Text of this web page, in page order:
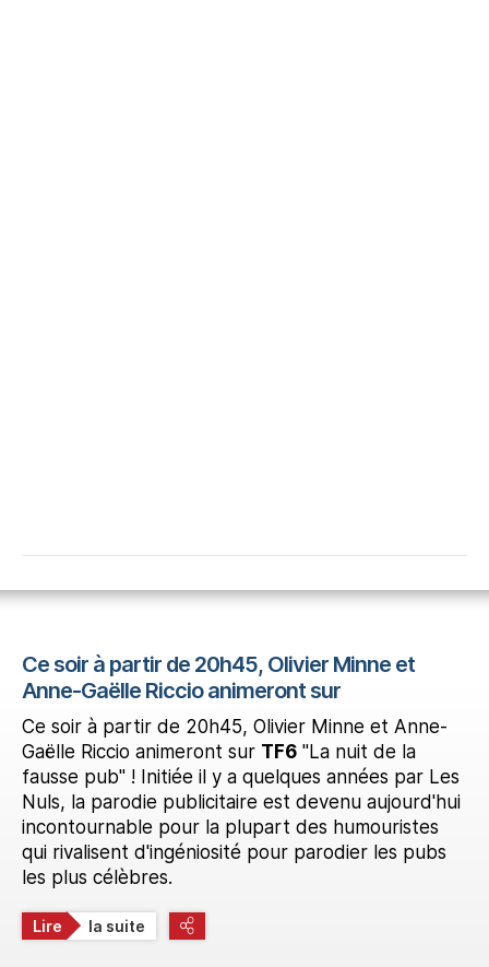
Ce soir à partir de 20h45, Olivier Minne et
Anne-Gaëlle Riccio animeront sur
Ce soir à partir de 20h45, Olivier Minne et Anne-
Gaëlle Riccio animeront sur TF6 "La nuit de la
fausse pub" ! Initiée il y a quelques années par Les
Nuls, la parodie publicitaire est devenu aujourd'hui
incontournable pour la plupart des humouristes
qui rivalisent d'ingéniosité pour parodier les pubs
les plus célèbres.
Lire la suite